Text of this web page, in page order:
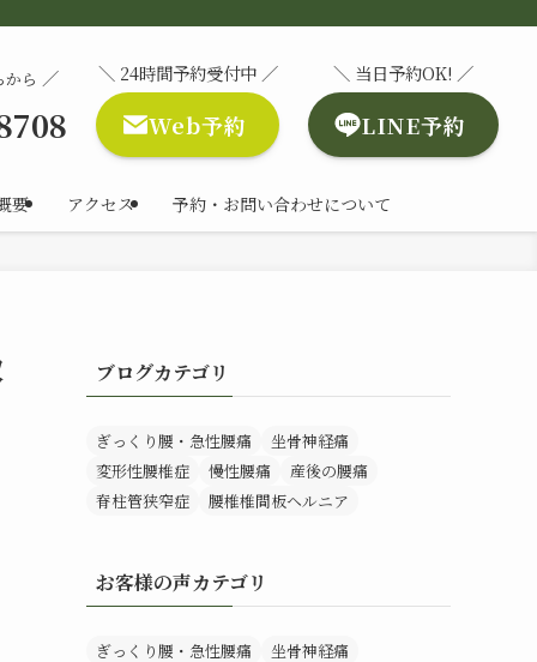
要 アクセス 予約・お問い合わせについて
ら ／ ＼ 24時間予約受付中 ／
Web予約
＼ 当日予約OK! ／
LINE予約
ブログカテゴリ
ぎっくり腰・急性腰痛
坐骨神経痛
変形性腰椎症
慢性腰痛
産後の腰痛
脊柱管狭窄症
腰椎椎間板ヘルニア
お客様の声カテゴリ
ぎっくり腰・急性腰痛
坐骨神経痛